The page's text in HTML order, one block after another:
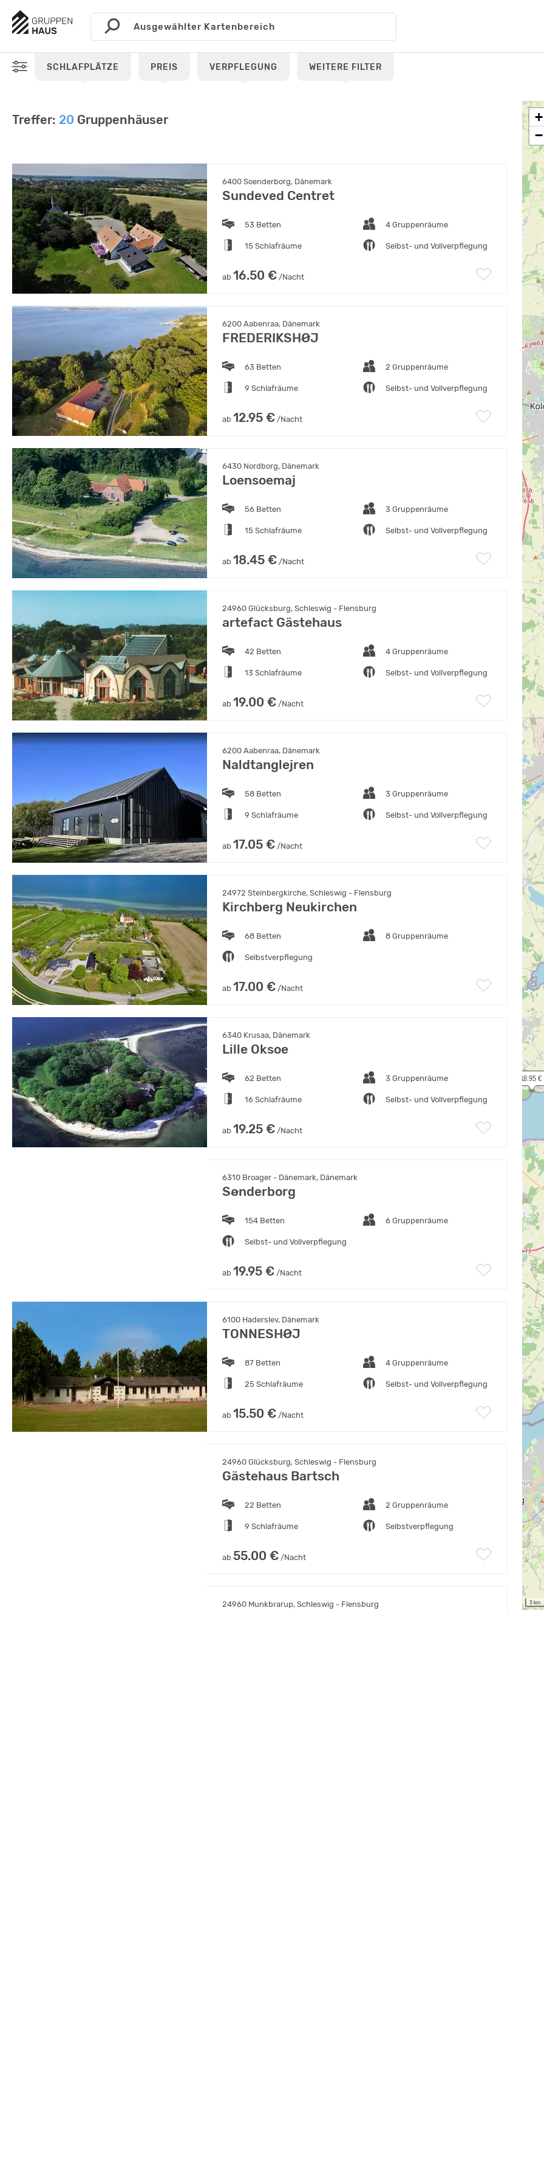
SCHLAFPLÄTZE PREIS VERPFLEGUNG WEITERE FILTER
Treffer: 20 Gruppenhäuser
6400 Soenderborg, Dänemark
Sundeved Centret
53 Betten 4 Gruppenräume
15 Schlafräume Selbst- und Vollverpflegung
ab 16.50 € /Nacht
6200 Aabenraa, Dänemark
FREDERIKSHØJ
63 Betten 2 Gruppenräume
9 Schlafräume Selbst- und Vollverpflegung
ab 12.95 € /Nacht
6430 Nordborg, Dänemark
Loensoemaj
56 Betten 3 Gruppenräume
15 Schlafräume Selbst- und Vollverpflegung
ab 18.45 € /Nacht
24960 Glücksburg, Schleswig - Flensburg
artefact Gästehaus
42 Betten 4 Gruppenräume
13 Schlafräume Selbst- und Vollverpflegung
ab 19.00 € /Nacht
6200 Aabenraa, Dänemark
Naldtanglejren
58 Betten 3 Gruppenräume
9 Schlafräume Selbst- und Vollverpflegung
ab 17.05 € /Nacht
24972 Steinbergkirche, Schleswig - Flensburg
Kirchberg Neukirchen
68 Betten 8 Gruppenräume
Selbstverpflegung
ab 17.00 € /Nacht
6340 Krusaa, Dänemark
Lille Oksoe
62 Betten 3 Gruppenräume
16 Schlafräume Selbst- und Vollverpflegung
ab 19.25 € /Nacht
6310 Broager - Dänemark, Dänemark
Sønderborg
154 Betten 6 Gruppenräume
Selbst- und Vollverpflegung
ab 19.95 € /Nacht
6100 Haderslev, Dänemark
TONNESHØJ
87 Betten 4 Gruppenräume
25 Schlafräume Selbst- und Vollverpflegung
ab 15.50 € /Nacht
24960 Glücksburg, Schleswig - Flensburg
Gästehaus Bartsch
22 Betten 2 Gruppenräume
9 Schlafräume Selbstverpflegung
ab 55.00 € /Nacht
24960 Munkbrarup, Schleswig - Flensburg
18.95 €
+
−
3 km